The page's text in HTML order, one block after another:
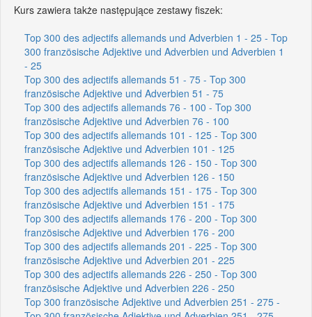
Kurs zawiera także następujące zestawy fiszek:
Top 300 des adjectifs allemands und Adverbien 1 - 25 - Top
300 französische Adjektive und Adverbien und Adverbien 1
- 25
Top 300 des adjectifs allemands 51 - 75 - Top 300
französische Adjektive und Adverbien 51 - 75
Top 300 des adjectifs allemands 76 - 100 - Top 300
französische Adjektive und Adverbien 76 - 100
Top 300 des adjectifs allemands 101 - 125 - Top 300
französische Adjektive und Adverbien 101 - 125
Top 300 des adjectifs allemands 126 - 150 - Top 300
französische Adjektive und Adverbien 126 - 150
Top 300 des adjectifs allemands 151 - 175 - Top 300
französische Adjektive und Adverbien 151 - 175
Top 300 des adjectifs allemands 176 - 200 - Top 300
französische Adjektive und Adverbien 176 - 200
Top 300 des adjectifs allemands 201 - 225 - Top 300
französische Adjektive und Adverbien 201 - 225
Top 300 des adjectifs allemands 226 - 250 - Top 300
französische Adjektive und Adverbien 226 - 250
Top 300 französische Adjektive und Adverbien 251 - 275 -